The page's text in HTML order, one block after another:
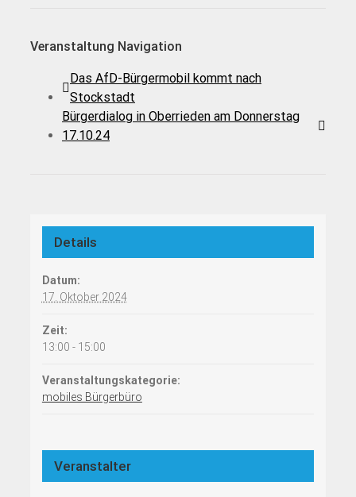
Veranstaltung Navigation
Das AfD-Bürgermobil kommt nach
Stockstadt
Bürgerdialog in Oberrieden am Donnerstag
17.10.24
Details
Datum:
17. Oktober 2024
Zeit:
13:00 - 15:00
Veranstaltungskategorie:
mobiles Bürgerbüro
Veranstalter